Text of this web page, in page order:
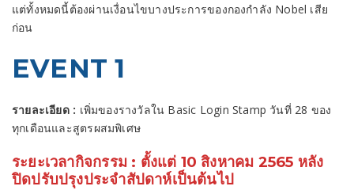
แต่ทั้งหมดนี้ต้องผ่านเงื่อนไขบางประการของกองกำลัง Nobel เสีย
ก่อน
EVENT 1
รายละเอียด : เพิ่มของรางวัลใน Basic Login Stamp วันที่ 28 ของ
ทุกเดือนและสูตรผสมพิเศษ
ระยะเวลากิจกรรม : ตั้งแต่ 10 สิงหาคม 2565 หลัง
ปิดปรับปรุงประจำสัปดาห์เป็นต้นไป